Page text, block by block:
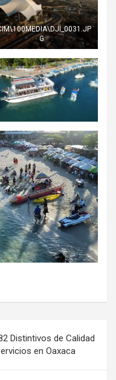
G
Distintivos de Calidad
en Oaxaca